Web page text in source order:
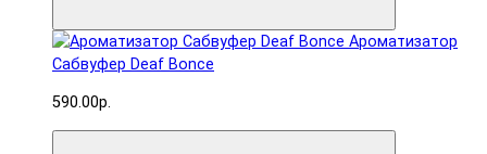
Ароматизатор
Сабвуфер Deaf Bonce
590.00р.